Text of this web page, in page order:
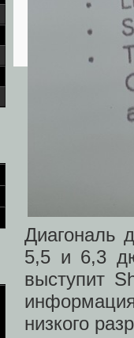
Диагональ
5,5 и 6,3
выступит
низкого